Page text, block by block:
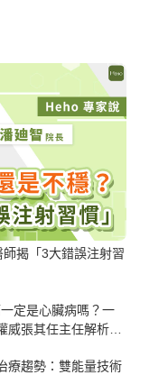
揭「3大錯誤注射習
定是心臟病嗎？一
威張其任主任解析支
療趨勢：雙能量技術